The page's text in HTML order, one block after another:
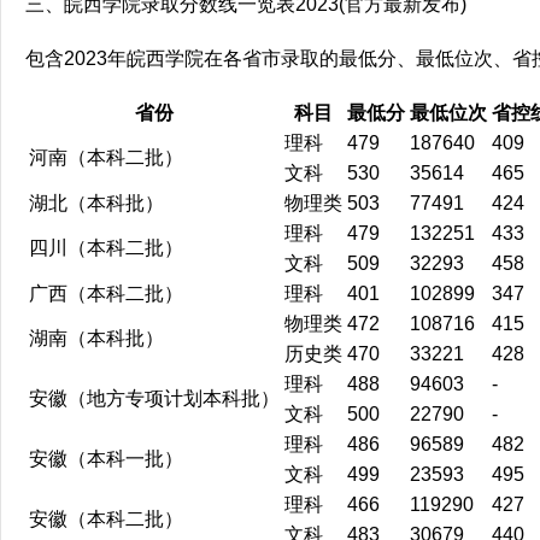
三、皖西学院录取分数线一览表2023(官方最新发布)
包含2023年皖西学院在各省市录取的最低分、最低位次、省
省份 科目 最低分 最低位次 省控
河南（本科二批）
理科 479 187640
409
文科
530 35614
465
湖北（本科批）
物理类 503 77491 424
四川（本科二批）
理科 479 132251
433
文科
509 32293
458
广西（本科二批）
理科 401 102899 347
湖南（本科批）
物理类 472 108716
415
历史类 470 33221 428
安徽（地方专项计划本科批）
理科 488 94603
-
文科
500 22790 -
安徽（本科一批）
理科 486 96589
482
文科
499 23593 495
安徽（本科二批）
理科 466 119290
427
文科
483 30679
440